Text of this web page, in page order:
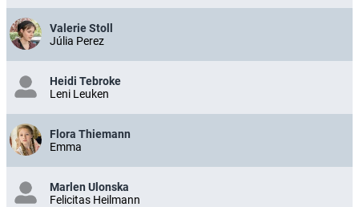
Valerie Stoll
Júlia Perez
Heidi Tebroke
Leni Leuken
Flora Thiemann
Emma
Marlen Ulonska
Felicitas Heilmann